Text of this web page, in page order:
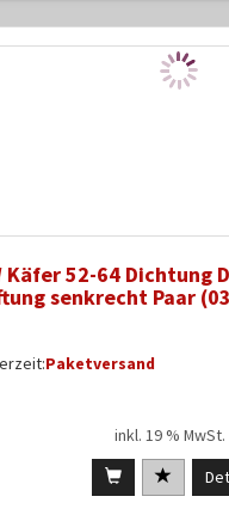
Käfer 52-64 Dichtung
senkrecht Paar
Paketversand
inkl. 19 %